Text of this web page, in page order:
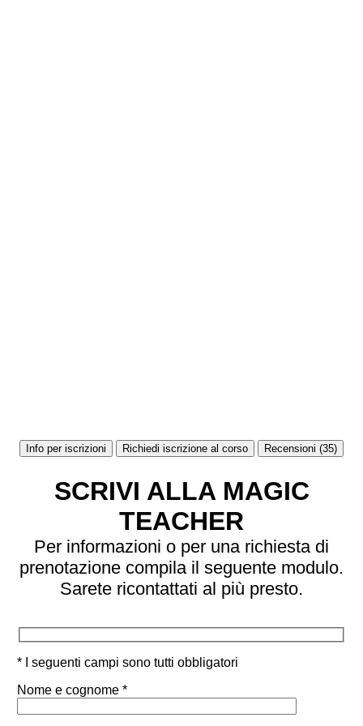
Info per iscrizioni Richiedi iscrizione al corso Recensioni (35)
SCRIVI ALLA MAGIC
TEACHER
Per informazioni o per una richiesta di
prenotazione compila il seguente modulo.
Sarete ricontattati al più presto.
* I seguenti campi sono tutti obbligatori
Nome e cognome *